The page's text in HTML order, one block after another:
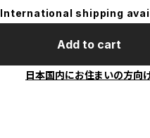
International shipping
Add to cart
日本国内にお住まいの方向